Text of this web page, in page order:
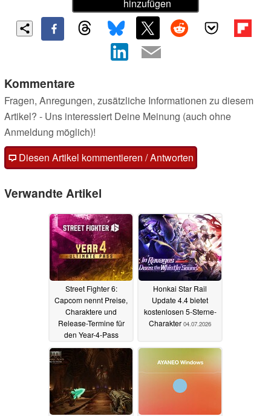
hinzufügen
Kommentare
Fragen, Anregungen, zusätzliche Informationen zu diesem
Artikel? - Uns interessiert Deine Meinung (auch ohne
Anmeldung möglich)!
Diesen Artikel kommentieren / Antworten
Verwandte Artikel
Street Fighter 6:
Capcom nennt Preise,
Charaktere und
Release-Termine für
den Year-4-Pass
05.07.2026
Honkai Star Rail
Update 4.4 bietet
kostenlosen 5-Sterne-
Charakter 04.07.2026